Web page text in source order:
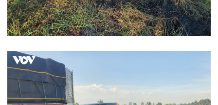
Khởi nghiệp
Tiêu dùng
Tỷ giá
Chứng khoán
Giá cà phê